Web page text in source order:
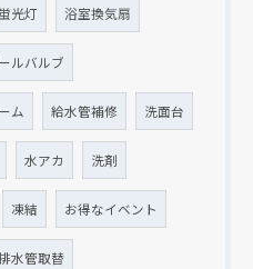
蛍光灯 浴室換気扇
ルバルブ
ム 給水管補修 洗面台
水アカ 洗剤
凍結 お得なイベント
水管取替